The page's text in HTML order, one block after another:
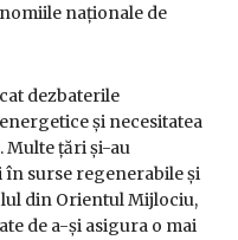
naționale de
dezbaterile
și necesitatea
Multe țări și-au
surse regenerabile și
din Orientul Mijlociu,
de a-și asigura o mai